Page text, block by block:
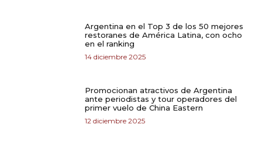
Argentina en el Top 3 de los 50 mejores
restoranes de América Latina, con ocho
en el ranking
14 diciembre 2025
Promocionan atractivos de Argentina
ante periodistas y tour operadores del
primer vuelo de China Eastern
12 diciembre 2025